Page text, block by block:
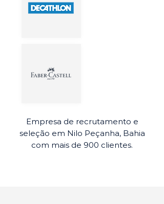
Empresa de recrutamento e
seleção em Nilo Peçanha, Bahia
com mais de 900 clientes.